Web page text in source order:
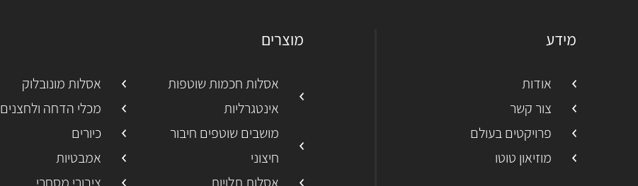
מידע
אודות
צור קשר
פרויקטים בעולם
מוזיאון טוטו
מוצרים
אסלות חכמות שוטפות
אינטגרליות
מושבים שוטפים חיבור
חיצוני
אסלות מונובלוק
מכלי הדחה ולחצנים
כיורים
אמבטיות